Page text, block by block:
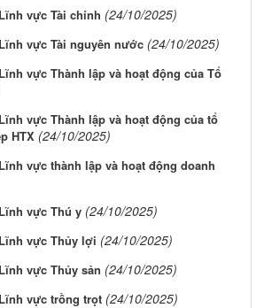
vực Tài chính (24/10/2025)
vực Tài nguyên nước (24/10/2025)
vực Thành lập và hoạt động của Tổ
vực Thành lập và hoạt động của tổ
HTX (24/10/2025)
vực thành lập và hoạt động doanh
vực Thú y (24/10/2025)
vực Thủy lợi (24/10/2025)
vực Thủy sản (24/10/2025)
vực trồng trọt (24/10/2025)